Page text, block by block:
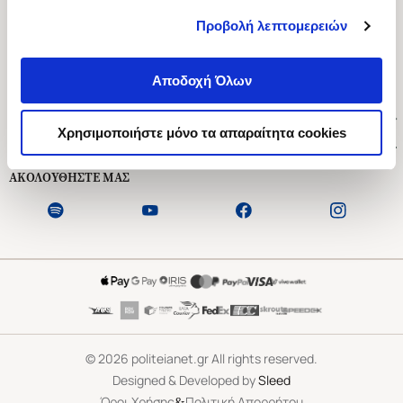
Προβολή λεπτομερειών
Αποδοχή Όλων
Χρησιμοποιήστε μόνο τα απαραίτητα cookies
Ασκληπιού 1-3, Αθήνα 106 79
Δευτέρα - Παρασκευή 09:00-21:00
Εξυπηρέτηση Πελατών
ΑΚΟΛΟΥΘΗΣΤΕ ΜΑΣ
©2026 politeianet.gr All rights reserved.
Designed & Developed bySleed